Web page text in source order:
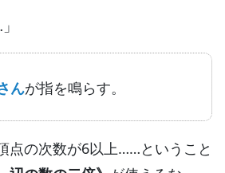
んが指を鳴らす。
点の次数が6以上……ということ